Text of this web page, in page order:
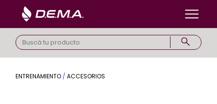
ENTRENAMIENTO / ACCESORIOS